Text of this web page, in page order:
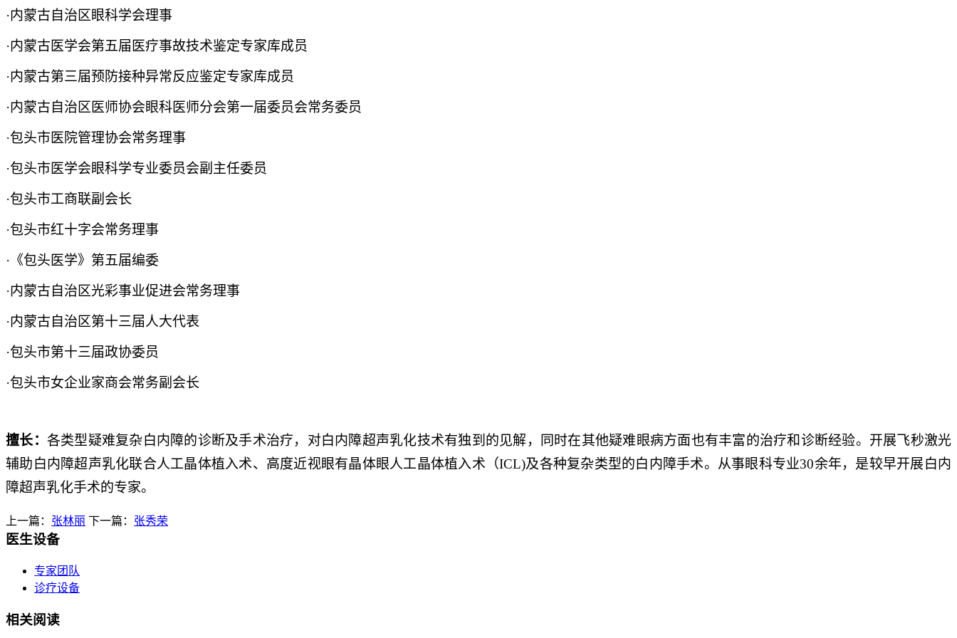
·内蒙古自治区眼科学会理事
·内蒙古医学会第五届医疗事故技术鉴定专家库成员
·内蒙古第三届预防接种异常反应鉴定专家库成员
·内蒙古自治区医师协会眼科医师分会第一届委员会常务委员
·包头市医院管理协会常务理事
·包头市医学会眼科学专业委员会副主任委员
·包头市工商联副会长
·包头市红十字会常务理事
·《包头医学》第五届编委
·内蒙古自治区光彩事业促进会常务理事
·内蒙古自治区第十三届人大代表
·包头市第十三届政协委员
·包头市女企业家商会常务副会长
擅长： 各类型疑难复杂白内障的诊断及手术治疗，对白内障超声乳化技术有独到的见解，同时在其他疑难眼病方面也有丰富的治疗和诊断经验。开展飞秒激光
辅助白内障超声乳化联合人工晶体植入术、高度近视眼有晶体眼人工晶体植入术（ICL)及各种复杂类型的白内障手术。从事眼科专业30余年，是较早开展白内
障超声乳化手术的专家。
上一篇： 张林丽 下一篇： 张秀荣
医生设备
专家团队
诊疗设备
相关阅读